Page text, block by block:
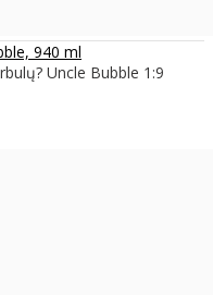
940 ml
Uncle Bubble 1:9